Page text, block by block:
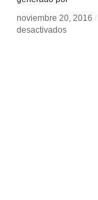
noviembre 20, 2016 /
desactivadosen
noviembre 20, 2016 /
desactivadosen